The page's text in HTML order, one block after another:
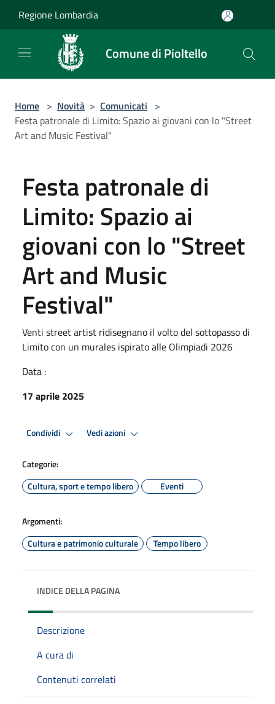
Regione Lombardia
Comune di Pioltello
Home > Novità > Comunicati >
Festa patronale di Limito: Spazio ai giovani con lo "Street
Art and Music Festival"
Festa patronale di
Limito: Spazio ai
giovani con lo "Street
Art and Music
Festival"
Venti street artist ridisegnano il volto del sottopasso di
Limito con un murales ispirato alle Olimpiadi 2026
Data :
17 aprile 2025
Condividi Vedi azioni
Categorie:
Cultura, sport e tempo libero
Eventi
Argomenti:
Cultura e patrimonio culturale
Tempo libero
INDICE DELLA PAGINA
Descrizione
A cura di
Contenuti correlati